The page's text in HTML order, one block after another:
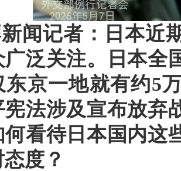
闻记者：日本近
广泛关注。日本全
东京一地就有约5
宪法涉及宣布放弃
何看待日本国内这
度？